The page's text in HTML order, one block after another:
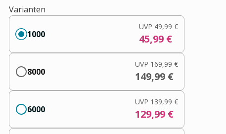
Varianten
1000
UVP 49,99 €
45,99 €
8000
UVP 169,99 €
149,99 €
6000
UVP 139,99 €
129,99 €